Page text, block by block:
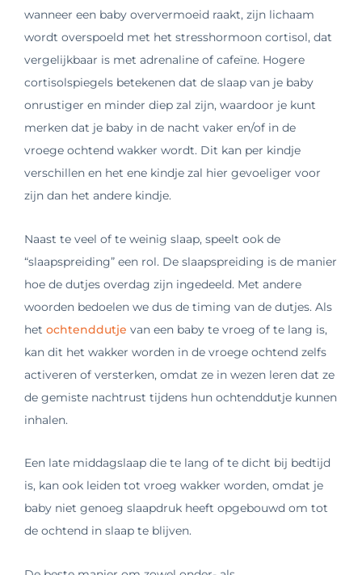
wanneer een baby oververmoeid raakt, zijn lichaam
wordt overspoeld met het stresshormoon cortisol, dat
vergelijkbaar is met adrenaline of cafeïne. Hogere
cortisolspiegels betekenen dat de slaap van je baby
onrustiger en minder diep zal zijn, waardoor je kunt
merken dat je baby in de nacht vaker en/of in de
vroege ochtend wakker wordt. Dit kan per kindje
verschillen en het ene kindje zal hier gevoeliger voor
zijn dan het andere kindje.
Naast te veel of te weinig slaap, speelt ook de
“slaapspreiding” een rol. De slaapspreiding is de manier
hoe de dutjes overdag zijn ingedeeld. Met andere
woorden bedoelen we dus de timing van de dutjes. Als
het ochtenddutje van een baby te vroeg of te lang is,
kan dit het wakker worden in de vroege ochtend zelfs
activeren of versterken, omdat ze in wezen leren dat ze
de gemiste nachtrust tijdens hun ochtenddutje kunnen
inhalen.
Een late middagslaap die te lang of te dicht bij bedtijd
is, kan ook leiden tot vroeg wakker worden, omdat je
baby niet genoeg slaapdruk heeft opgebouwd om tot
de ochtend in slaap te blijven.